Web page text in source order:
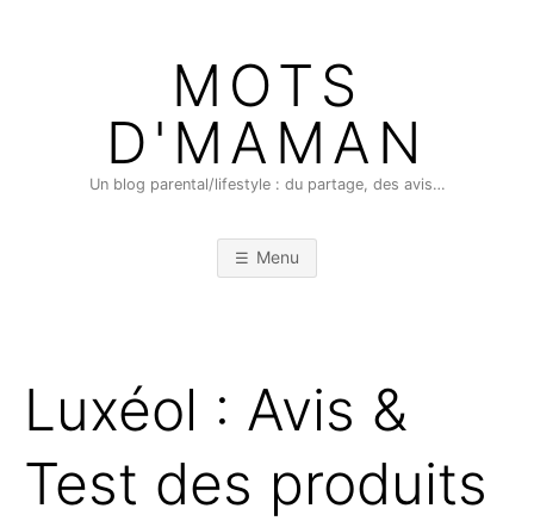
MOTS
D'MAMAN
Un blog parental/lifestyle : du partage, des avis…
Menu
Luxéol : Avis &
Test des produits